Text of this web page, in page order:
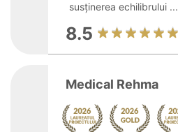
susținerea echilibrului ...
8.5
Medical Rehma